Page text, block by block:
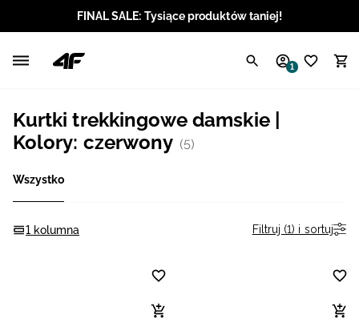
FINAL SALE: Tysiące produktów taniej!
1
Kurtki trekkingowe damskie |
Kolory: czerwony (5)
Wszystko
1 kolumna Filtruj (1) i sortuj
Angielski / USD